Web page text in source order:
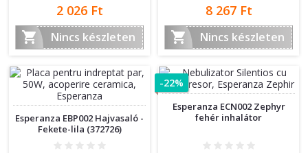
Ár
2 026 Ft

Nincs készleten
Ár
8 267 Ft

Nincs készleten
Esperanza EBP002 Hajvasaló -
Fekete-lila (372726)
Esperanza ECN002 Zephyr
fehér inhalátor
-22%